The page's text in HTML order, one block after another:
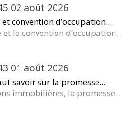
02 août 2026
convention d’occupation...
la convention d’occupation...
01 août 2026
savoir sur la promesse...
immobilières, la promesse...